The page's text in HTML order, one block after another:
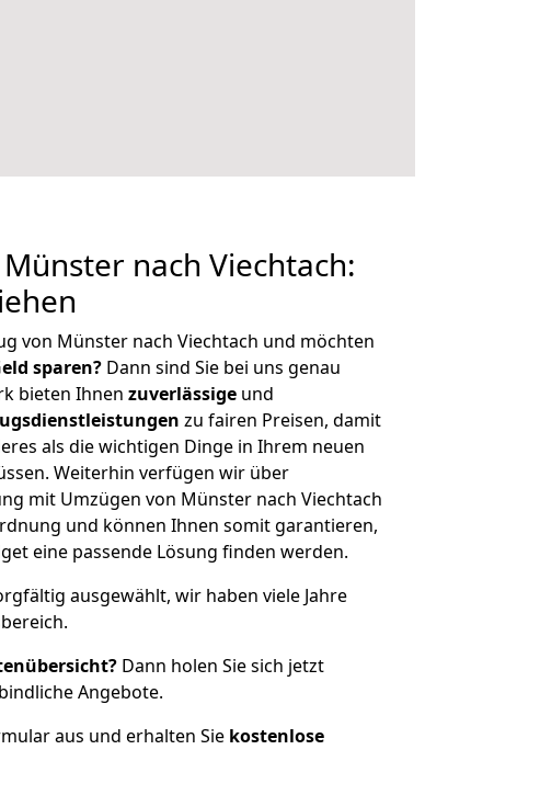
nach Viechtach:
von Münster nach Viechtach und möchten
sparen? Dann sind Sie bei uns genau
bieten Ihnen zuverlässige und
zu fairen Preisen, damit
als die wichtigen Dinge in Ihrem neuen
Weiterhin verfügen wir über
mit Umzügen von Münster nach Viechtach
und können Ihnen somit garantieren,
eine passende Lösung finden werden.
ausgewählt, wir haben viele Jahre
Dann holen Sie sich jetzt
Angebote.
aus und erhalten Sie kostenlose